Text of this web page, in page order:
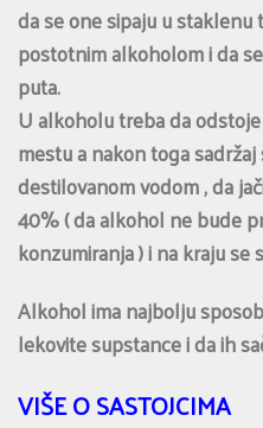
da se one sipaju u
postotnim alkoholom i da
puta.
U alkoholu treba da
mestu a nakon toga
destilovanom vodom , da
40% ( da alkohol ne bude
konzumiranja ) i na kraju se
Alkohol ima najbolju
lekovite supstance i da ih
VIŠE O SASTOJCIMA